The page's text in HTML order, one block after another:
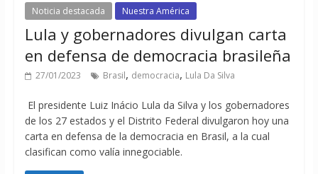
Noticia destacada Nuestra América
Lula y gobernadores divulgan carta
en defensa de democracia brasileña
27/01/2023 Brasil, democracia, Lula Da Silva
El presidente Luiz Inácio Lula da Silva y los gobernadores
de los 27 estados y el Distrito Federal divulgaron hoy una
carta en defensa de la democracia en Brasil, a la cual
clasifican como valía innegociable.